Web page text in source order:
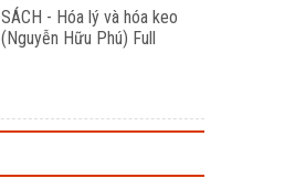
SÁCH - Hóa lý và hóa keo
(Nguyễn Hữu Phú) Full